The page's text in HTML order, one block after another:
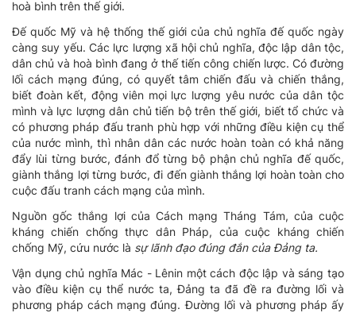
hoà bình trên thế giới.
Đế quốc Mỹ và hệ thống thế giới của chủ nghĩa đế quốc ngày
càng suy yếu. Các lực lượng xã hội chủ nghĩa, độc lập dân tộc,
dân chủ và hoà bình đang ở thế tiến công chiến lược. Có đường
lối cách mạng đúng, có quyết tâm chiến đấu và chiến thắng,
biết đoàn kết, động viên mọi lực lượng yêu nước của dân tộc
mình và lực lượng dân chủ tiến bộ trên thế giới, biết tổ chức và
có phương pháp đấu tranh phù hợp với những điều kiện cụ thể
của nước mình, thì nhân dân các nước hoàn toàn có khả năng
đẩy lùi từng bước, đánh đổ từng bộ phận chủ nghĩa đế quốc,
giành thắng lợi từng bước, đi đến giành thắng lợi hoàn toàn cho
cuộc đấu tranh cách mạng của mình.
Nguồn gốc thắng lợi của Cách mạng Tháng Tám, của cuộc
kháng chiến chống thực dân Pháp, của cuộc kháng chiến
chống Mỹ, cứu nước là sự lãnh đạo đúng đắn của Đảng ta.
Vận dụng chủ nghĩa Mác - Lênin một cách độc lập và sáng tạo
vào điều kiện cụ thể nước ta, Đảng ta đã đề ra đường lối và
phương pháp cách mạng đúng. Đường lối và phương pháp ấy